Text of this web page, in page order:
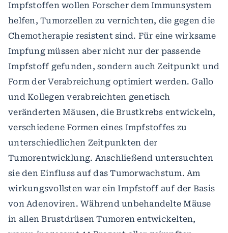
Impfstoffen wollen Forscher dem Immunsystem
helfen, Tumorzellen zu vernichten, die gegen die
Chemotherapie resistent sind. Für eine wirksame
Impfung müssen aber nicht nur der passende
Impfstoff gefunden, sondern auch Zeitpunkt und
Form der Verabreichung optimiert werden. Gallo
und Kollegen verabreichten genetisch
veränderten Mäusen, die Brustkrebs entwickeln,
verschiedene Formen eines Impfstoffes zu
unterschiedlichen Zeitpunkten der
Tumorentwicklung. Anschließend untersuchten
sie den Einfluss auf das Tumorwachstum. Am
wirkungsvollsten war ein Impfstoff auf der Basis
von Adenoviren. Während unbehandelte Mäuse
in allen Brustdrüsen Tumoren entwickelten,